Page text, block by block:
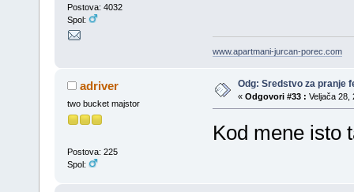
Postova: 4032
Spol:
www.apartmani-jurcan-porec.com
adriver
two bucket majstor
Postova: 225
Spol:
Odg: Sredstvo za pranje
« Odgovori #33 : Veljača 28,
Kod mene isto